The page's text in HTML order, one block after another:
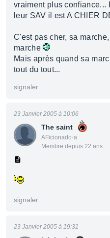
vraiment plus confiance...
leur SAV il est A CHIER
C'est pas cher, sa
marche
Mais après quand sa
tout du tout...
signaler
The saint
AFicionado·a
Membre depuis 22 ans
23 Janvier 2005 à 10:06
signaler
23 Janvier 2005 à 19:31